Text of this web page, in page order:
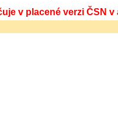
v placené verzi ČSN